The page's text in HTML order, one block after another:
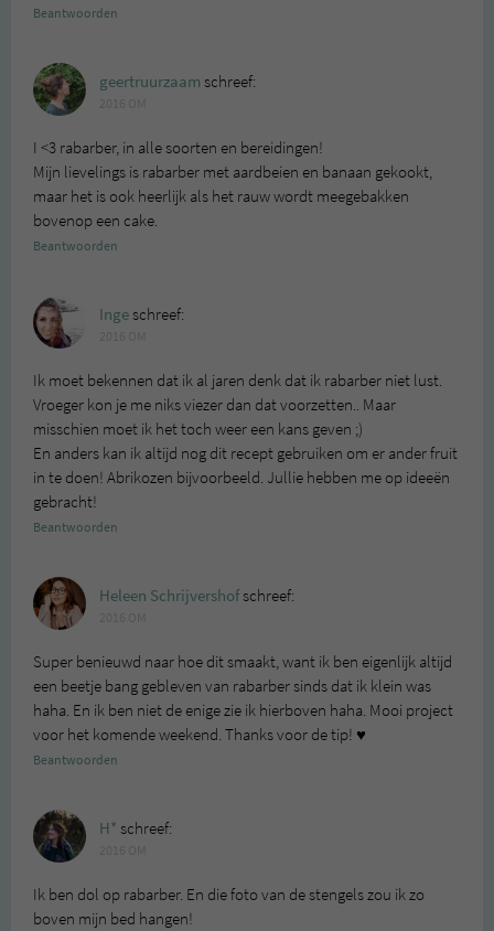
Beantwoorden
geertruurzaam schreef:
I <3 rabarber, in alle soorten en bereidingen!
Mijn lievelings is rabarber met aardbeien en banaan gekookt,
maar het is ook heerlijk als het rauw wordt meegebakken
bovenop een cake.
Beantwoorden
Ingeschreef:
Ik moet bekennen dat ik al jaren denk dat ik rabarber niet lust.
Vroeger kon je me niks viezer dan dat voorzetten.. Maar
misschien moet ik het toch weer een kans geven ;)
En anders kan ik altijd nog dit recept gebruiken om er ander fruit
in te doen! Abrikozen bijvoorbeeld. Jullie hebben me op ideeën
gebracht!
Beantwoorden
Heleen Schrijvershofschreef:
Super benieuwd naar hoe dit smaakt, want ik ben eigenlijk altijd
een beetje bang gebleven van rabarber sinds dat ik klein was
haha. En ik ben niet de enige zie ik hierboven haha. Mooi project
voor het komende weekend. Thanks voor de tip! ♥
Beantwoorden
H* schreef:
Ik ben dol op rabarber. En die foto van de stengels zou ik zo
boven mijn bed hangen!